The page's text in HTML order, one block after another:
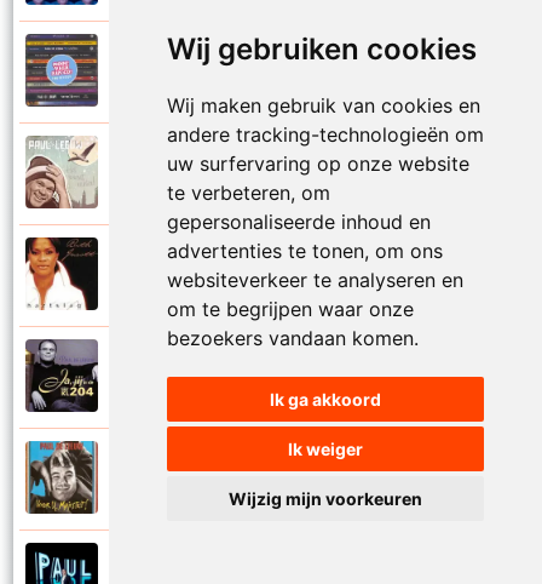
Wij gebruiken cookies
Wij maken gebruik van cookies en
andere tracking-technologieën om
uw surfervaring op onze website
te verbeteren, om
gepersonaliseerde inhoud en
advertenties te tonen, om ons
websiteverkeer te analyseren en
om te begrijpen waar onze
bezoekers vandaan komen.
Ik ga akkoord
Ik weiger
Wijzig mijn voorkeuren
Paul De Leeuw en Adje
Paul De Leeuw
Kerstmis
Ruth Jacott en Paul De Leeuw
Kijk niet uit
KL 204 (Als ik God was)
Paul De Leeuw